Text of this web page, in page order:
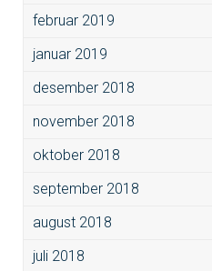
februar 2019
januar 2019
desember 2018
november 2018
oktober 2018
september 2018
august 2018
juli 2018